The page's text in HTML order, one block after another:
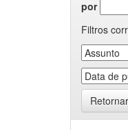
por
Filtros